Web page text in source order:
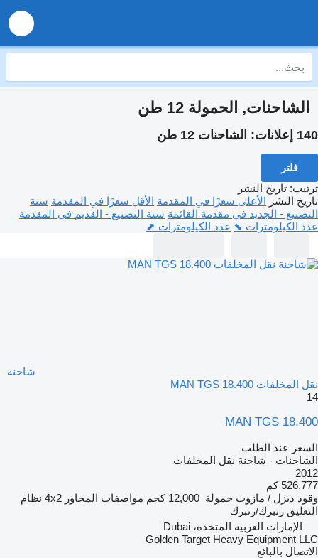
الشاحنات, الحمولة 12 طن
140 إعلانات: الشاحنات 12 طن
فلتر
ترتيب: تاريخ النشر
تاريخ النشر الأعلى سعرًا في المقدمة الأقل سعرًا في المقدمة سنة
التصنيع - الجديد في مقدمة القائمة سنة التصنيع - القديم في المقدمة
عدد الكيلومترات ⬊ عدد الكيلومترات ⬈
شاحنة
نقل المخلفات MAN TGS 18.400
14
MAN TGS 18.400
السعر عند الطلب
الشاحنات - شاحنة نقل المخلفات
2012
526,777 كم
وقود ديزل / مازوت حمولة 12,000 كجم مواصفات المحاور 4x2 نظام
التعليق زنبرك/زنبرك
الإمارات العربية المتحدة، Dubai
Golden Target Heavy Equipment LLC
الاتصال بالبائع